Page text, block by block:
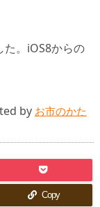
た。iOS8からの
by お市のかた
Copy